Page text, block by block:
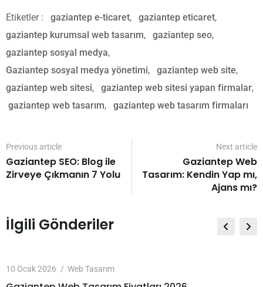
Etiketler : gaziantep e-ticaret, gaziantep eticaret,
gaziantep kurumsal web tasarım, gaziantep seo,
gaziantep sosyal medya,
Gaziantep sosyal medya yönetimi, gaziantep web site,
gaziantep web sitesi, gaziantep web sitesi yapan firmalar,
gaziantep web tasarım, gaziantep web tasarım firmaları
Previous article
Gaziantep SEO: Blog ile
Zirveye Çıkmanın 7 Yolu
Next article
Gaziantep Web
Tasarım: Kendin Yap mı,
Ajans mı?
İlgili Gönderiler
10 Ocak 2026 Web Tasarım